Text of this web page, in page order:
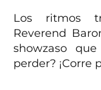
Los ritmos
Reverend
showzaso
perder? ¡Corre